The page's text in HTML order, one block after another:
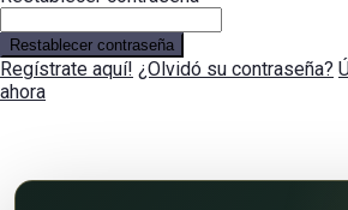
Restablecer contraseña
Regístrate aquí! ¿Olvidó su contraseña?
ahora